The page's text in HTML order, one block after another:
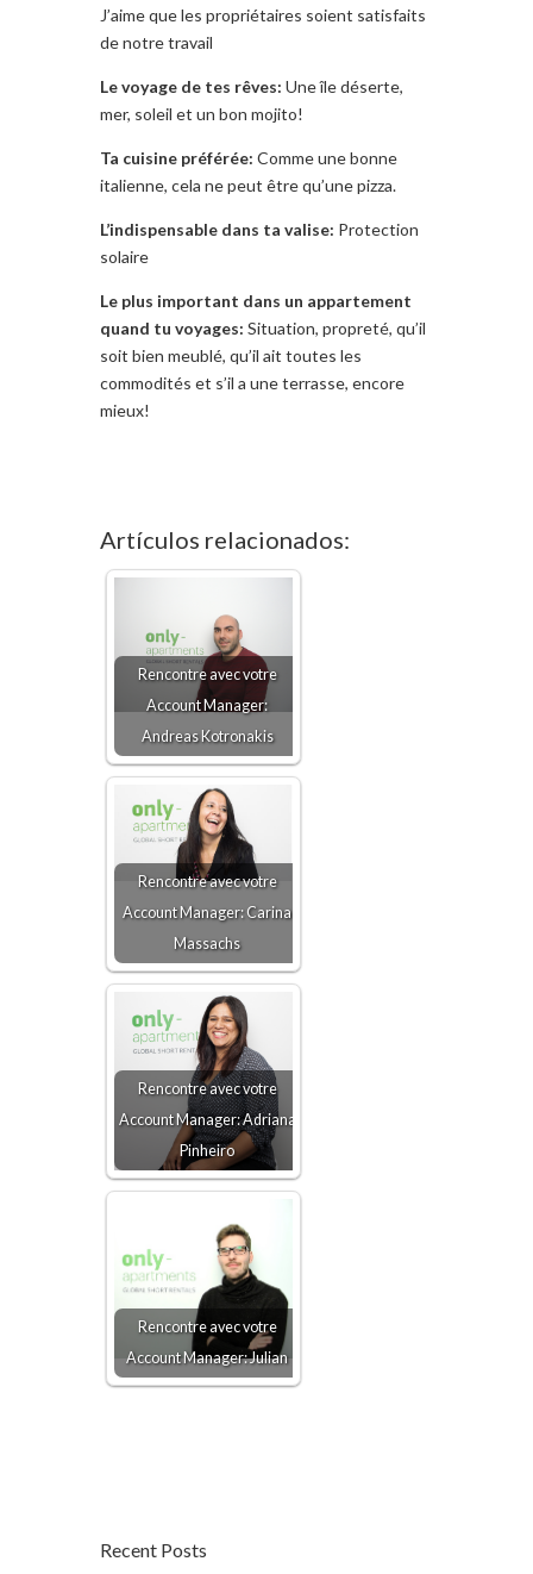
J’aime que les propriétaires soient satisfaits
de notre travail
Le voyage de tes rêves: Une île déserte,
mer, soleil et un bon mojito!
Ta cuisine préférée: Comme une bonne
italienne, cela ne peut être qu’une pizza.
L’indispensable dans ta valise: Protection
solaire
Le plus important dans un appartement
quand tu voyages: Situation, propreté, qu’il
soit bien meublé, qu’il ait toutes les
commodités et s’il a une terrasse, encore
mieux!
Artículos relacionados:
Rencontre avec votre
Account Manager:
Andreas Kotronakis
Rencontre avec votre
Account Manager: Carina
Massachs
Rencontre avec votre
Account Manager: Adriana
Pinheiro
Rencontre avec votre
Account Manager: Julian
Recent Posts